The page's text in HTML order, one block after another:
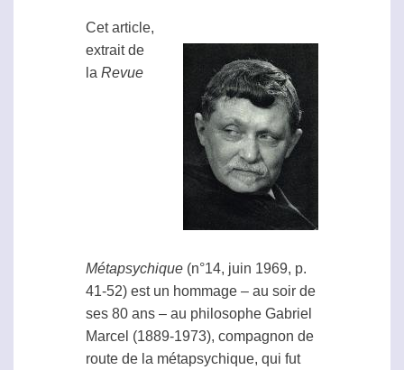
Cet article,
extrait de
la Revue
Métapsychique (n°14, juin 1969, p.
41-52) est un hommage – au soir de
ses 80 ans – au philosophe Gabriel
Marcel (1889-1973), compagnon de
route de la métapsychique, qui fut